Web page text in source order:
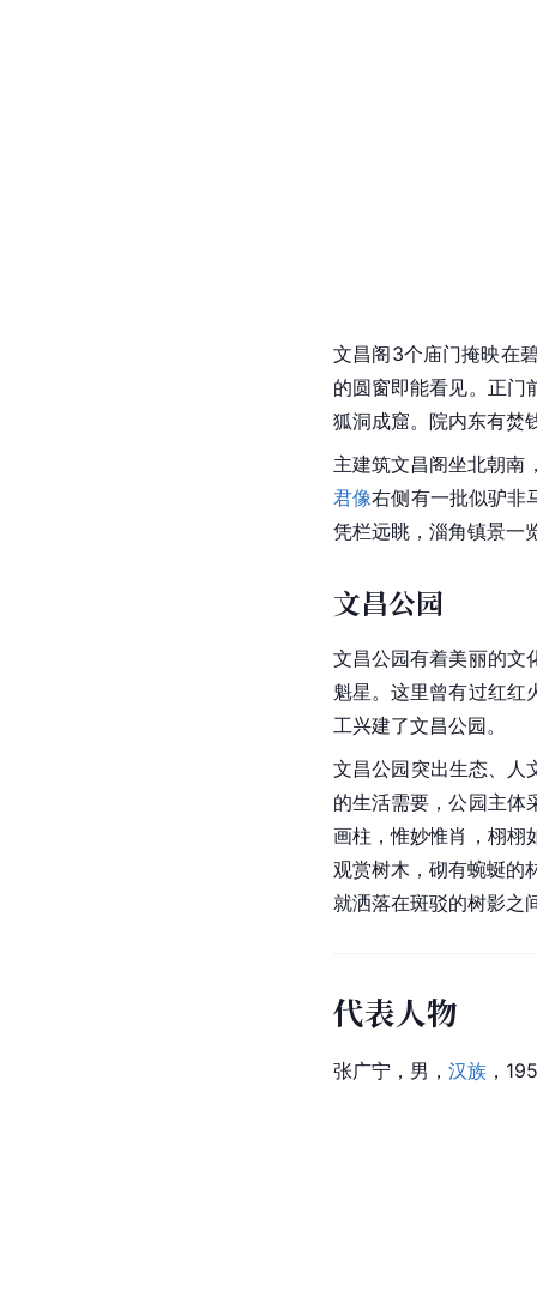
文昌阁3个庙门掩映在
的圆窗即能看见。正门
狐洞成窟。院内东有焚
主建筑文昌阁坐北朝南
君像右侧有一批似驴非
凭栏远眺，淄角镇景一
文昌公园
文昌公园有着美丽的文
魁星。这里曾有过红红
工兴建了文昌公园。
文昌公园突出生态、人
的生活需要，公园主体
画柱，惟妙惟肖，栩栩
观赏树木，砌有蜿蜒的
就洒落在斑驳的树影之
代表人物
张广宁，男， 汉族 ，